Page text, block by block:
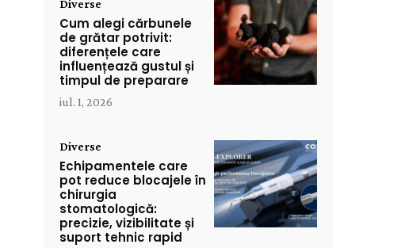
Diverse
Cum alegi cărbunele
de grătar potrivit:
diferențele care
influențează gustul și
timpul de preparare
iul. 1, 2026
Diverse
Echipamentele care
pot reduce blocajele în
chirurgia
stomatologică:
precizie, vizibilitate și
suport tehnic rapid